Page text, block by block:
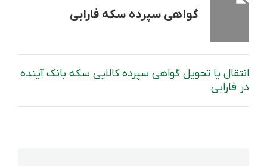
گواهی سپرده سکه فارابی
انتقال یا تحویل گواهی سپرده کالایی سکه بانک آینده
در فارابی